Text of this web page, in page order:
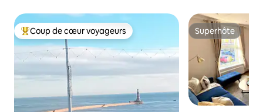
Coups de cœur voyageurs les plus appréciés
Coup de cœur voyageurs Superhôte
Superhôte